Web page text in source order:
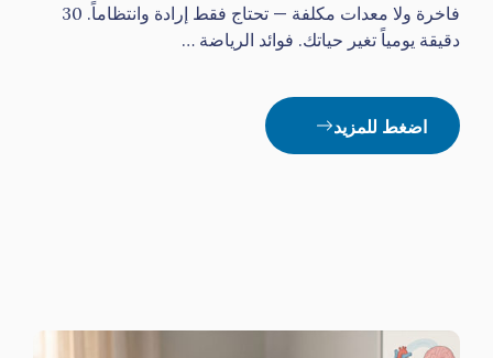
فاخرة ولا معدات مكلفة — تحتاج فقط إرادة وانتظاماً. 30
دقيقة يومياً تغير حياتك. فوائد الرياضة …